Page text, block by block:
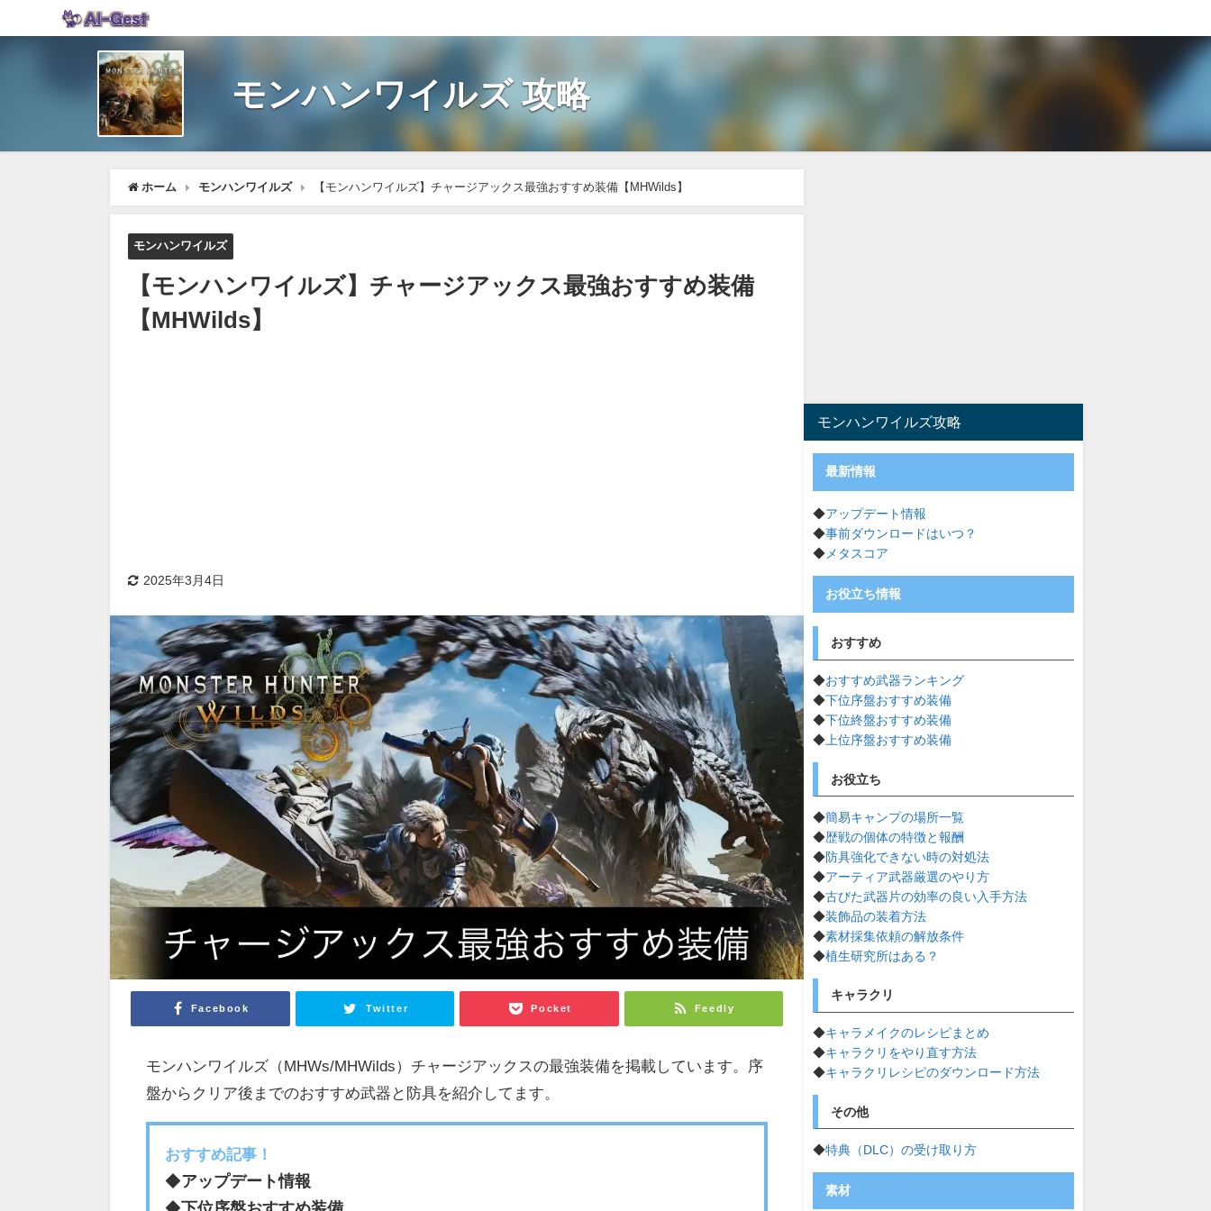
モンハンワイルズ 攻略
ホーム モンハンワイルズ 【モンハンワイルズ】チャージアックス最強おすすめ装備【MHWilds】
モンハンワイルズ
【モンハンワイルズ】チャージアックス最強おすすめ装備
【MHWilds】
2025年3月4日
Facebook Twitter Pocket Feedly
モンハンワイルズ（MHWs/MHWilds）チャージアックスの最強装備を掲載しています。序
盤からクリア後までのおすすめ武器と防具を紹介してます。
おすすめ記事！
◆アップデート情報
モンハンワイルズ攻略
最新情報
◆アップデート情報
◆事前ダウンロードはいつ？
◆ メタスコア
お役立ち情報
おすすめ
◆おすすめ武器ランキング
◆下位序盤おすすめ装備
◆下位終盤おすすめ装備
◆ 上位序盤おすすめ装備
お役立ち
◆簡易キャンプの場所一覧
◆歴戦の個体の特徴と報酬
◆防具強化できない時の対処法
◆アーティア武器厳選のやり方
◆古びた武器片の効率の良い入手方法
◆装飾品の装着方法
◆素材採集依頼の解放条件
◆植生研究所はある？
キャラクリ
◆キャラメイクのレシピまとめ
◆キャラクリをやり直す方法
◆キャラクリレシピのダウンロード方法
その他
◆特典（DLC）の受け取り方
素材